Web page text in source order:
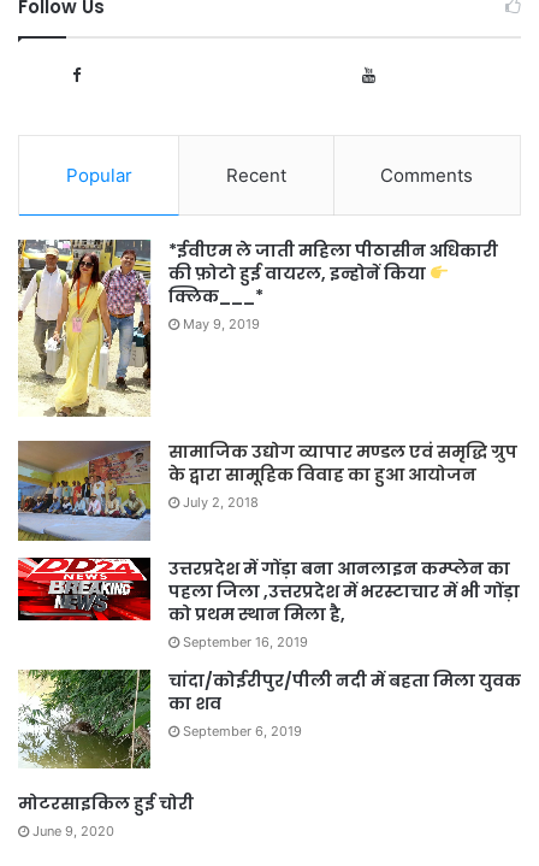
h
f
Follow Us
Popular Recent Comments
*ईवीएम ले जाती महिला पीठासीन अधिकारी
की फ़ोटो हुई वायरल, इन्होनें किया
क्लिक___*
May 9, 2019
सामाजिक उद्योग व्यापार मण्डल एवं समृद्धि ग्रुप
के द्वारा सामूहिक विवाह का हुआ आयोजन
July 2, 2018
उत्तरप्रदेश में गोंड़ा बना आनलाइन कम्प्लेन का
पहला जिला ,उत्तरप्रदेश में भरस्टाचार में भी गोंड़ा
को प्रथम स्थान मिला है,
September 16, 2019
चांदा/कोईरीपुर/पीली नदी में बहता मिला युवक
का शव
September 6, 2019
मोटरसाइकिल हुई चोरी
June 9, 2020